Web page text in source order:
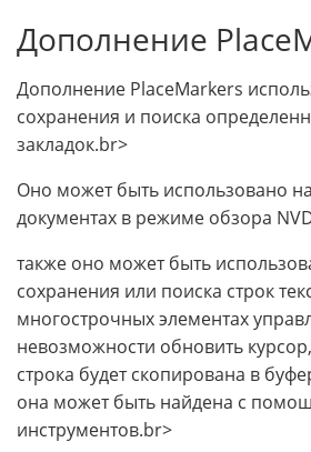
Дополнение
Дополнение PlaceMarkers
сохранения и поиска
закладок.br>
Оно может быть использовано
документах в режиме обзора
также оно может быть
сохранения или поиска строк
многострочных элементах
невозможности обновить
строка будет скопирована в
она может быть найдена с
инструментов.br>